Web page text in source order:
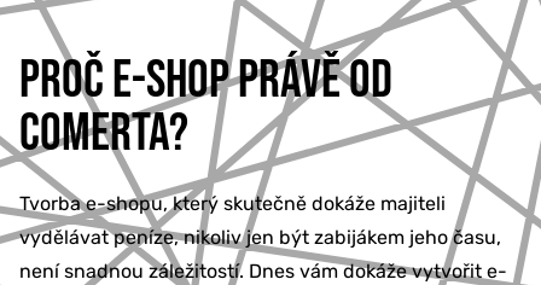
PROČ E-SHOP PRÁVĚ OD
COMERTA?
Tvorba e-shopu, který skutečně dokáže majiteli
vydělávat peníze, nikoliv jen být zabijákem jeho času,
není snadnou záležitostí. Dnes vám dokáže vytvořit e-